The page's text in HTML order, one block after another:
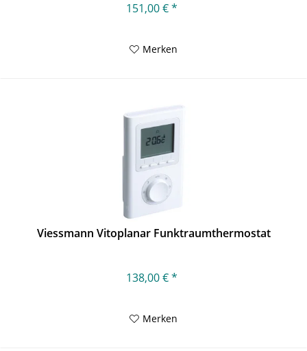
151,00 € *
Merken
Viessmann Vitoplanar Funktraumthermostat
138,00 € *
Merken